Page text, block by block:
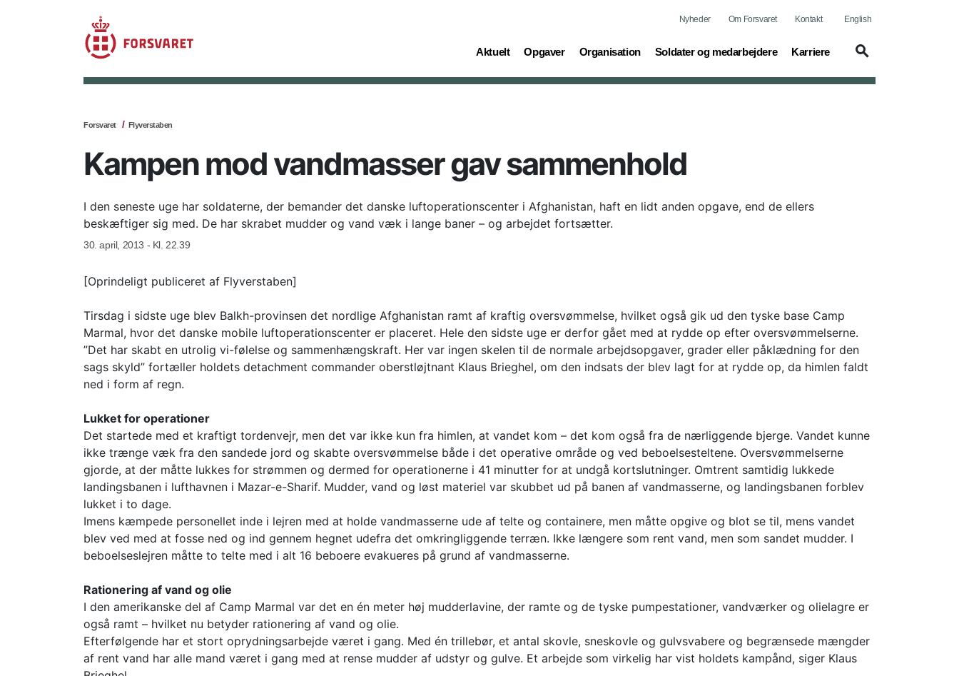
Nyheder Om Forsvaret Kontakt English
Aktuelt
(current) Opgaver
(current) Organisation
(current) Soldater og medarbejdere
(current) Karriere
(current)
Forsvaret Flyverstaben
Kampen mod vandmasser gav sammenhold
I den seneste uge har soldaterne, der bemander det danske luftoperationscenter i Afghanistan, haft en lidt anden opgave, end de ellers
beskæftiger sig med. De har skrabet mudder og vand væk i lange baner – og arbejdet fortsætter.
30. april, 2013 - Kl. 22.39
[Oprindeligt publiceret af Flyverstaben]
Tirsdag i sidste uge blev Balkh-provinsen det nordlige Afghanistan ramt af kraftig oversvømmelse, hvilket også gik ud den tyske base Camp
Marmal, hvor det danske mobile luftoperationscenter er placeret. Hele den sidste uge er derfor gået med at rydde op efter oversvømmelserne.
”Det har skabt en utrolig vi-følelse og sammenhængskraft. Her var ingen skelen til de normale arbejdsopgaver, grader eller påklædning for den
sags skyld” fortæller holdets detachment commander oberstløjtnant Klaus Brieghel, om den indsats der blev lagt for at rydde op, da himlen faldt
ned i form af regn.
Lukket for operationer
Det startede med et kraftigt tordenvejr, men det var ikke kun fra himlen, at vandet kom – det kom også fra de nærliggende bjerge. Vandet kunne
ikke trænge væk fra den sandede jord og skabte oversvømmelse både i det operative område og ved beboelsesteltene. Oversvømmelserne
gjorde, at der måtte lukkes for strømmen og dermed for operationerne i 41 minutter for at undgå kortslutninger. Omtrent samtidig lukkede
landingsbanen i lufthavnen i Mazar-e-Sharif. Mudder, vand og løst materiel var skubbet ud på banen af vandmasserne, og landingsbanen forblev
lukket i to dage.
Imens kæmpede personellet inde i lejren med at holde vandmasserne ude af telte og containere, men måtte opgive og blot se til, mens vandet
blev ved med at fosse ned og ind gennem hegnet udefra det omkringliggende terræn. Ikke længere som rent vand, men som sandet mudder. I
beboelseslejren måtte to telte med i alt 16 beboere evakueres på grund af vandmasserne.
Rationering af vand og olie
I den amerikanske del af Camp Marmal var det en én meter høj mudderlavine, der ramte og de tyske pumpestationer, vandværker og olielagre er
også ramt – hvilket nu betyder rationering af vand og olie.
Efterfølgende har et stort oprydningsarbejde været i gang. Med én trillebør, et antal skovle, sneskovle og gulvsvabere og begrænsede mængder
af rent vand har alle mand været i gang med at rense mudder af udstyr og gulve. Et arbejde som virkelig har vist holdets kampånd, siger Klaus